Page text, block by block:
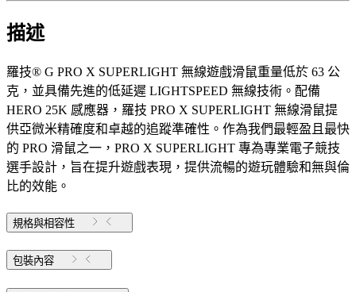
描述
羅技® G PRO X SUPERLIGHT 無線遊戲滑鼠重量低於 63 公
克，並具備先進的低延遲 LIGHTSPEED 無線技術。配備
HERO 25K 感應器，羅技 PRO X SUPERLIGHT 無線滑鼠提
供亞微米精確度和卓越的追蹤準確性。作為我們最輕盈且最快
的 PRO 滑鼠之一，PRO X SUPERLIGHT 專為專業電子競技
選手設計，旨在提升遊戲表現，提供流暢的遊玩體驗和無與倫
比的效能。
規格與相容性
包裝內容